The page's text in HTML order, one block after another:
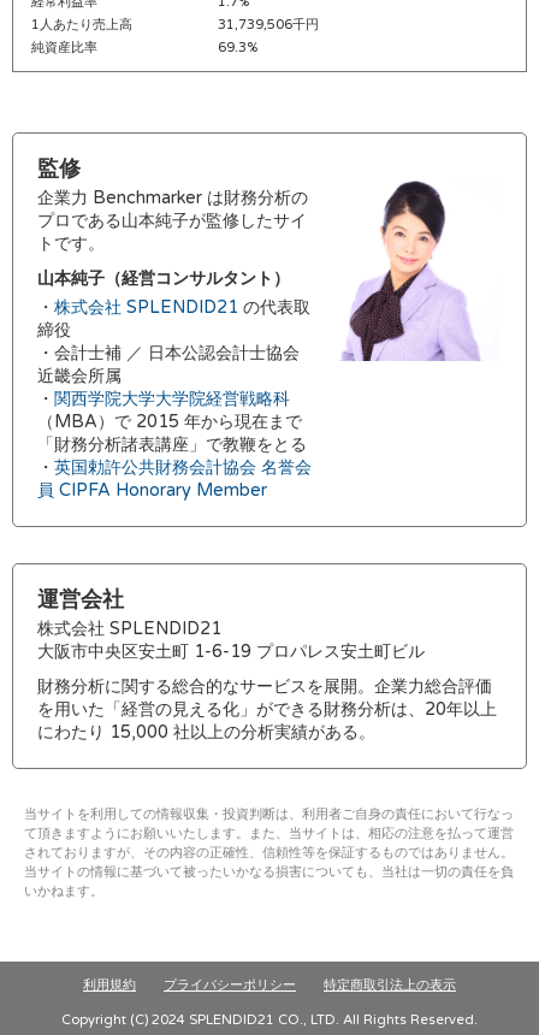
1人あたり売上高
31,739,506千円
純資産比率
69.3%
監修
企業力 Benchmarker は財務分析の
プロである山本純子が監修したサイ
トです。
山本純子（経営コンサルタント）
・ 株式会社 SPLENDID21 の代表取
締役
・会計士補 ／ 日本公認会計士協会
近畿会所属
・ 関西学院大学大学院経営戦略科
（MBA）で 2015 年から現在まで
「財務分析諸表講座」で教鞭をとる
・ 英国勅許公共財務会計協会 名誉会
員 CIPFA Honorary Member
運営会社
株式会社 SPLENDID21
大阪市中央区安土町 1-6-19 プロパレス安土町ビル
財務分析に関する総合的なサービスを展開。企業力総合評価
を用いた「経営の見える化」ができる財務分析は、20年以上
にわたり 15,000 社以上の分析実績がある。
当サイトを利用しての情報収集・投資判断は、利用者ご自身の責任において行なっ
て頂きますようにお願いいたします。また、当サイトは、相応の注意を払って運営
されておりますが、その内容の正確性、信頼性等を保証するものではありません。
当サイトの情報に基づいて被ったいかなる損害についても、当社は一切の責任を負
いかねます。
利用規約 プライバシーポリシー 特定商取引法上の表示
Copyright (C) 2024 SPLENDID21 CO., LTD. All Rights Reserved.